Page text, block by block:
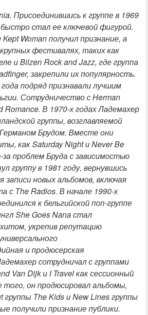
Присоединившись к группе в 1969
стал ее ключевой фигурой.
Woman получил признание, а
фестивалях, таких как
и Bilzen Rock and Jazz, где группа
закрепили их популярность.
подряд признавали лучшим
Сотрудничество с Herman
Romance. В 1970-х годах Ладемахер
группы, возглавляемой
Брудом. Вместе они
как Saturday Night и Never Be
за проблем Бруда с зависимостью
группу в 1981 году, вернувшись
записи новых альбомов, включая
с The Radios. В начале 1990-х
к бельгийской поп-группе
She Goes Nana стал
укрепив репутацию
и продюсерская
сотрудничал с группами
Van Dijk и I Travel как сессионный
он продюсировал альбомы,
группы The Kids и New Lines группы
получили признание публики.